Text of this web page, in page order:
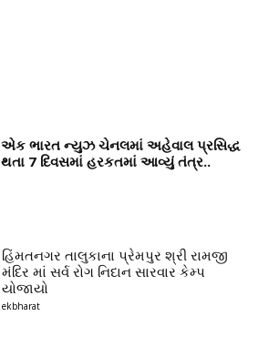
એક ભારત ન્યુઝ ચેનલમાં અહેવાલ પ્રસિદ્ધ
થતા 7 દિવસમાં હરકતમાં આવ્યું તંત્ર..
હિંમતનગર તાલુકાના પ્રેમપુર શ્રી રામજી
મંદિર માં સર્વ રોગ નિદાન સારવાર કેમ્પ
યોજાયો
ekbharat